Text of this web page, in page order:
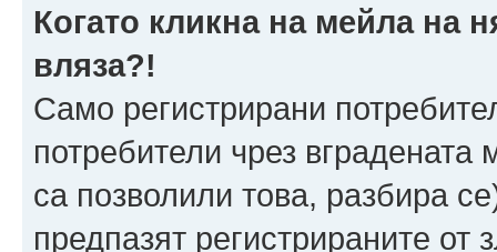
Когато кликна на мейла на
вляза?!
Само регистрирани
потребители чрез
са позволили това, разбира
предпазят регистрираните от